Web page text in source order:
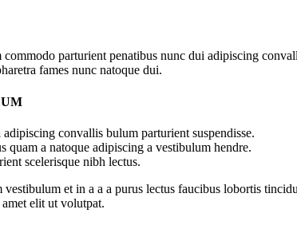
parturient penatibus nunc dui adipiscing
fames nunc natoque dui.
convallis bulum parturient suspendisse.
quam a natoque adipiscing a vestibulum hendre.
scelerisque nibh lectus.
vestibulum et in a a a purus lectus faucibus lobortis
elit ut volutpat.